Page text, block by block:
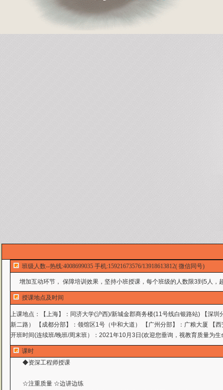
班级人数--热线:4008699035 手机:15921673576/13918613812( 微信同号)
增加互动环节， 保障培训效果，坚持小班授课，每个班级的人数限3到5人，
授课地点及时间
上课地点：
【上海】：同济大学(沪西)/新城金郡商务楼(11号线白银路站) 【深
新二路） 【成都分部】：领馆区1号（中和大道） 【广州分部】：广粮大厦 【
开班时间(连续班/晚班/周末班）：2021年10月3日(欢迎您垂询，视教育质量为生
课时
◆资深工程师授课
☆注重质量 ☆边讲边练